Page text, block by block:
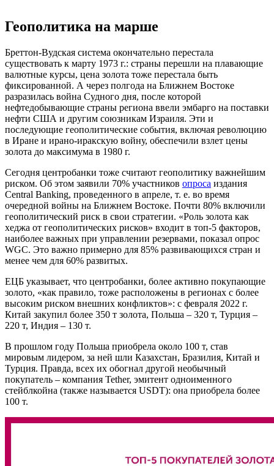
Геополитика на марше
Бреттон-Вудская система окончательно перестала
существовать к марту 1973 г.: страны перешли на плавающие
валютные курсы, цена золота тоже перестала быть
фиксированной. А через полгода на Ближнем Востоке
разразилась война Судного дня, после которой
нефтедобывающие страны региона ввели эмбарго на поставки
нефти США и другим союзникам Израиля. Эти и
последующие геополитические события, включая революцию
в Иране и ирано-иракскую войну, обеспечили взлет цены
золота до максимума в 1980 г.
Сегодня центробанки тоже считают геополитику важнейшим
риском. Об этом заявили 70% участников опроса издания
Central Banking, проведенного в апреле, т. е. во время
очередной войны на Ближнем Востоке. Почти 80% включили
геополитический риск в свои стратегии. «Роль золота как
хеджа от геополитических рисков» входит в топ-5 факторов,
наиболее важных при управлении резервами, показал опрос
WGC. Это важно примерно для 85% развивающихся стран и
менее чем для 60% развитых.
ЕЦБ указывает, что центробанки, более активно покупающие
золото, «как правило, тоже расположены в регионах с более
высоким риском внешних конфликтов»: с февраля 2022 г.
Китай закупил более 350 т золота, Польша – 320 т, Турция –
220 т, Индия – 130 т.
В прошлом году Польша приобрела около 100 т, став
мировым лидером, за ней шли Казахстан, Бразилия, Китай и
Турция. Правда, всех их обогнал другой необычный
покупатель – компания Tether, эмитент одноименного
стейблкойна (также называется USDT): она приобрела более
100 т.